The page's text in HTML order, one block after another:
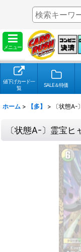
メニュー
値下げカード一
覧
SALE＆特価
ホーム > 【多】 > 〔状態
〔状態A-〕霊宝ヒ